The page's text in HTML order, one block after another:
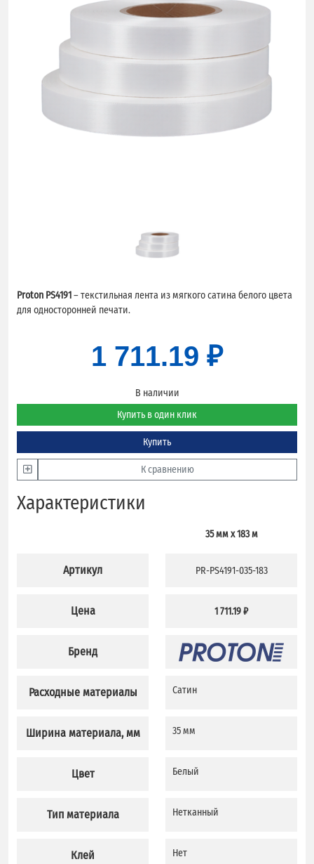
Proton PS4191– текстильная лента из мягкого сатина белого цвета
для односторонней печати.
1 711.19 ₽
В наличии
Купить в один клик
Купить
К сравнению
Характеристики
Артикул
Цена
Бренд
Расходные материалы
Ширина материала, мм
Цвет
Тип материала
Клей
35 мм x 183 м
PR-PS4191-035-183
1 711.19 ₽
Сатин
35 мм
Белый
Нетканный
Нет